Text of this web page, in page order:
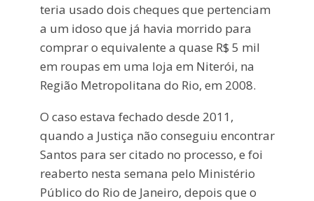
teria usado dois cheques que pertenciam
a um idoso que já havia morrido para
comprar o equivalente a quase R$ 5 mil
em roupas em uma loja em Niterói, na
Região Metropolitana do Rio, em 2008.
O caso estava fechado desde 2011,
quando a Justiça não conseguiu encontrar
Santos para ser citado no processo, e foi
reaberto nesta semana pelo Ministério
Público do Rio de Janeiro, depois que o